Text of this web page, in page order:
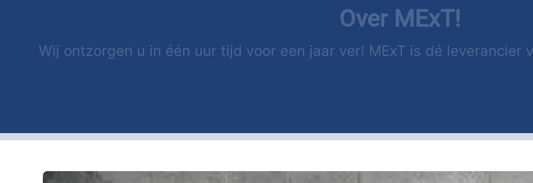
Over MExT!
Wij ontzorgen u in één uur tijd voor een jaar ver! MExT is dé leverancier